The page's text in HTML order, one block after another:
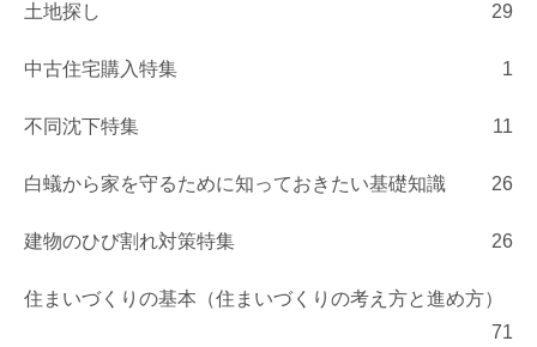
土地探し 29
中古住宅購入特集 1
不同沈下特集 11
白蟻から家を守るために知っておきたい基礎知識 26
建物のひび割れ対策特集 26
住まいづくりの基本（住まいづくりの考え方と進め方）
71